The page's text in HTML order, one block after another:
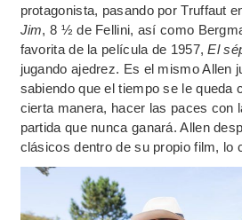
protagonista, pasando por Truffaut
Jim, 8 ½ de Fellini, así como
favorita de la película de 1957, El
jugando ajedrez. Es el mismo Allen
sabiendo que el tiempo se le queda
cierta manera, hacer las paces con
partida que nunca ganará. Allen
clásicos dentro de su propio film, lo